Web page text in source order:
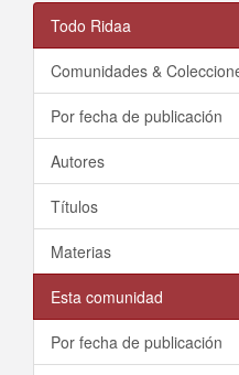
Todo Ridaa
Comunidades &
Por fecha de publicación
Autores
Títulos
Materias
Esta comunidad
Por fecha de publicación